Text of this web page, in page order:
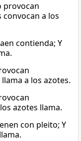
provocan
a los
contienda; Y
a los azotes.
azotes llama.
con pleito; Y